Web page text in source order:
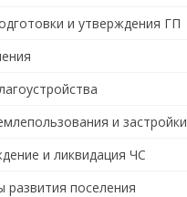
и утверждения ГП
и застройки
и ликвидация ЧС
развития поселения